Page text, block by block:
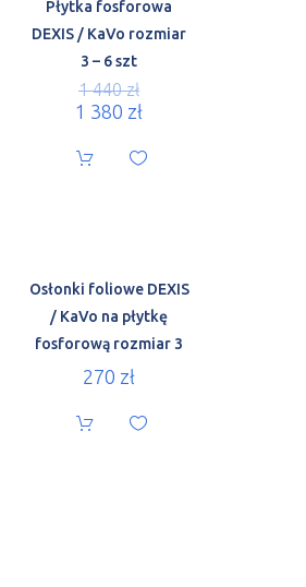
Płytka fosforowa
DEXIS / KaVo rozmiar
3 – 6 szt
1 440zł
1 380 zł
Osłonki foliowe DEXIS
/ KaVo na płytkę
fosforową rozmiar 3
270 zł